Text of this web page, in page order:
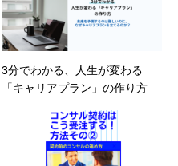
3分でわかる、人生が変わる
「キャリアプラン」の作り方